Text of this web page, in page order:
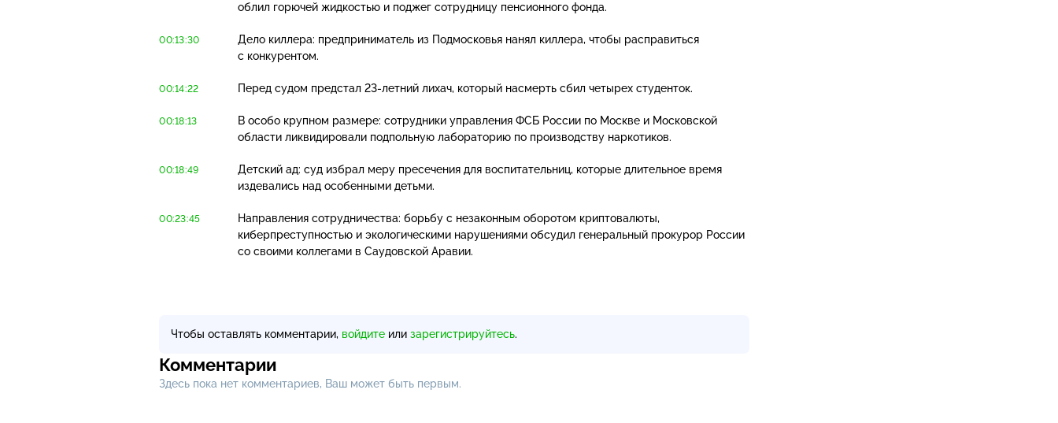
облил горючей жидкостью и поджег сотрудницу пенсионного фонда.
00:13:30
Дело киллера: предприниматель из Подмосковья нанял киллера, чтобы расправиться
с конкурентом.
00:14:22 Перед судом предстал 23-летний лихач, который насмерть сбил четырех студенток.
00:18:13
В особо крупном размере: сотрудники управления ФСБ России по Москве и Московской
области ликвидировали подпольную лабораторию по производству наркотиков.
00:18:49
Детский ад: суд избрал меру пресечения для воспитательниц, которые длительное время
издевались над особенными детьми.
00:23:45
Направления сотрудничества: борьбу с незаконным оборотом криптовалюты,
киберпреступностью и экологическими нарушениями обсудил генеральный прокурор России
со своими коллегами в Саудовской Аравии.
Чтобы оставлять комментарии, войдите или зарегистрируйтесь.
Комментарии
Здесь пока нет комментариев, Ваш может быть первым.